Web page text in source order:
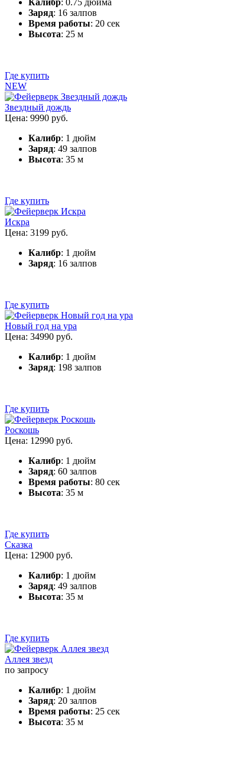
Калибр: 0.75 дюйма
Заряд: 16 залпов
Время работы: 20 сек
Высота: 25 м
Где купить
NEW
Звездный дождь
Цена: 9990 руб.
Калибр: 1 дюйм
Заряд: 49 залпов
Высота: 35 м
Где купить
Искра
Цена: 3199 руб.
Калибр: 1 дюйм
Заряд: 16 залпов
Где купить
Новый год на ура
Цена: 34990 руб.
Калибр: 1 дюйм
Заряд: 198 залпов
Где купить
Роскошь
Цена: 12990 руб.
Калибр: 1 дюйм
Заряд: 60 залпов
Время работы: 80 сек
Высота: 35 м
Где купить
Сказка
Цена: 12900 руб.
Калибр: 1 дюйм
Заряд: 49 залпов
Высота: 35 м
Где купить
Аллея звезд
по запросу
Калибр: 1 дюйм
Заряд: 20 залпов
Время работы: 25 сек
Высота: 35 м